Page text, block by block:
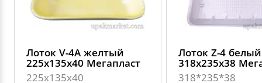
Лоток V-4А желтый
225х135х40 Мегапласт
225х135х40
Лоток Z-4 белый
318х235х38
318*235*38